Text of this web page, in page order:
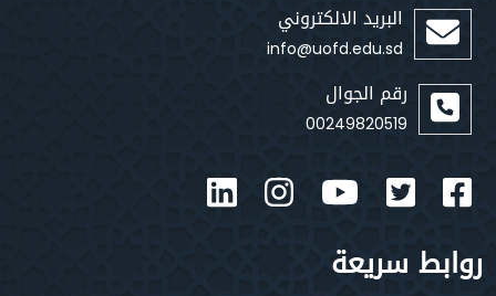
البريد الالكتروني
info@uofd.edu.sd
رقم الجوال
00249820519
سريعة